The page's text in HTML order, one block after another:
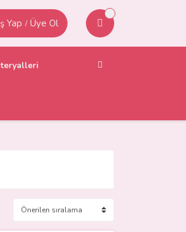
Yap / Üye Ol